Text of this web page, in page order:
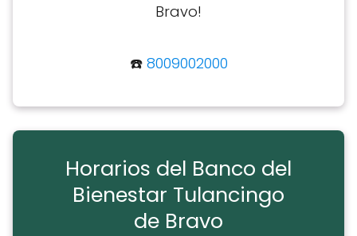
Bravo!
☎️ 8009002000
Horarios del Banco del
Bienestar Tulancingo
de Bravo